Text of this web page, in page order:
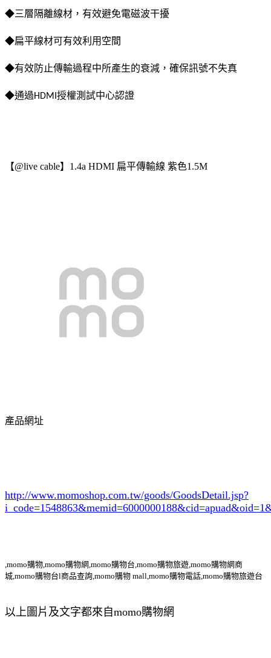
◆三層隔離線材，有效避免電磁波干擾
◆扁平線材可有效利用空間
◆有效防止傳輸過程中所產生的衰減，確保訊號不失真
◆通過HDMI授權測試中心認證
【@live cable】1.4a HDMI 扁平傳輸線 紫色1.5M
產品網址
http://www.momoshop.com.tw/goods/GoodsDetail.jsp?
i_code=1548863
,momo購物,momo購物網,momo購物台,momo購物旅遊,momo購物網商
城,momo購物台l商品查詢,momo購物 mall,momo購物電話,momo購物旅遊台
以上圖片及文字都來自momo購物網